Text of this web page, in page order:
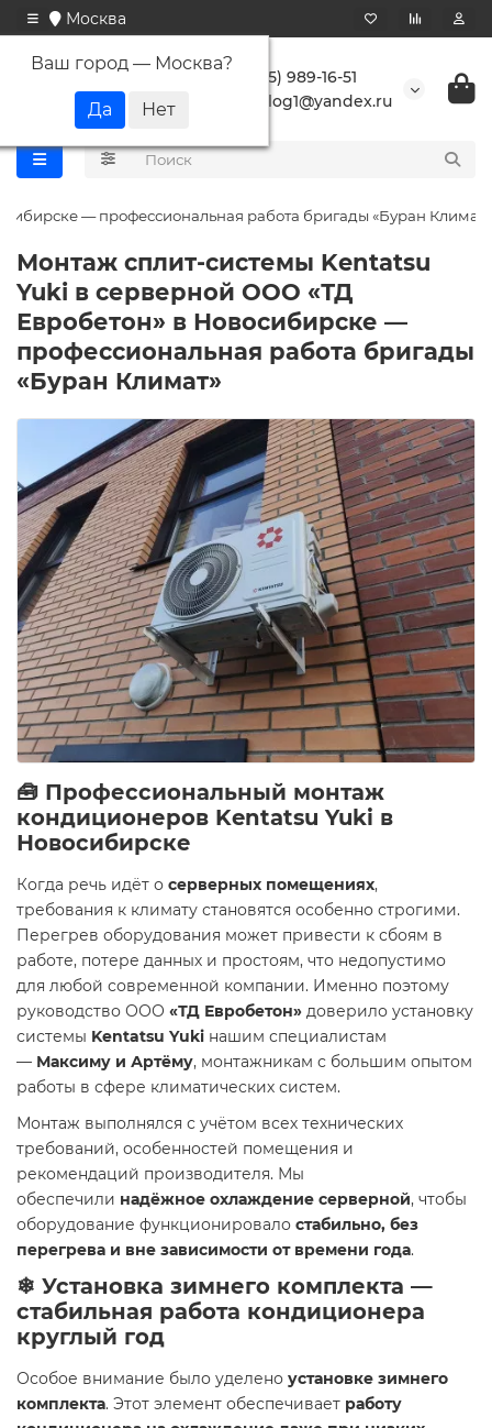
Москва
Ваш город — Москва?
+7 (495) 989-16-51
buranlog1@yandex.ru
— профессиональная работа бригады «Буран Климат»
Монтаж сплит-системы Kentatsu
Yuki в серверной ООО «ТД
Евробетон» в Новосибирске —
профессиональная работа бригады
«Буран Климат»
🧰 Профессиональный монтаж
кондиционеров Kentatsu Yuki в
Новосибирске
Когда речь идёт о серверных помещениях,
требования к климату становятся особенно строгими.
Перегрев оборудования может привести к сбоям в
работе, потере данных и простоям, что недопустимо
для любой современной компании. Именно поэтому
руководство ООО «ТД Евробетон» доверило установку
системы Kentatsu Yuki нашим специалистам
— Максиму и Артёму, монтажникам с большим опытом
работы в сфере климатических систем.
Монтаж выполнялся с учётом всех технических
требований, особенностей помещения и
рекомендаций производителя. Мы
обеспечили надёжное охлаждение серверной, чтобы
оборудование функционировало стабильно, без
перегрева и вне зависимости от времени года.
❄ Установка зимнего комплекта —
стабильная работа кондиционера
круглый год
Особое внимание было уделено установке зимнего
комплекта. Этот элемент обеспечивает работу